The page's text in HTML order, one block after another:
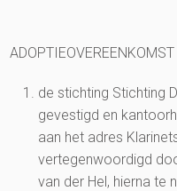
ADOPTIEOVEREENKOMST
de stichting Stichting
gevestigd en
aan het adres
vertegenwoordigd
van der Hel, hierna te